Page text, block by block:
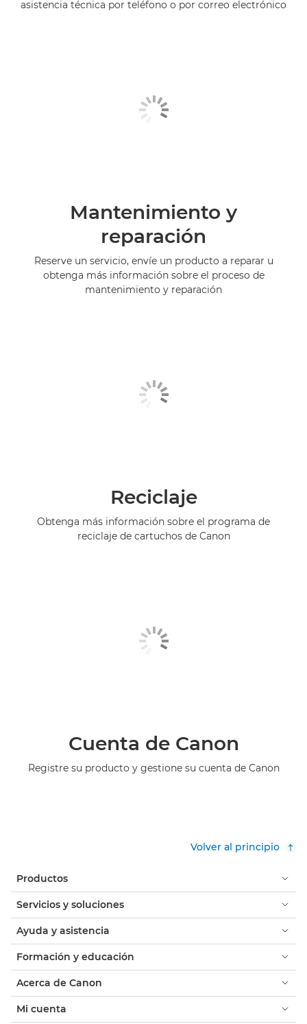
asistencia técnica por teléfono o por correo electrónico
Mantenimiento y
reparación
Reserve un servicio, envíe un producto a reparar u
obtenga más información sobre el proceso de
mantenimiento y reparación
Reciclaje
Obtenga más información sobre el programa de
reciclaje de cartuchos de Canon
Cuenta de Canon
Registre su producto y gestione su cuenta de Canon
Volver al principio
Productos
Servicios y soluciones
Ayuda y asistencia
Formación y educación
Acerca de Canon
Mi cuenta